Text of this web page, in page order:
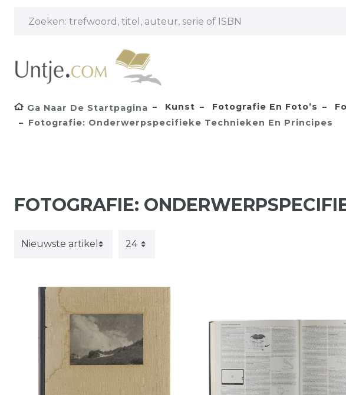
Ga Naar De Startpagina Kunst Fotografie En Foto’s
Fotografie: Onderwerpspecifieke Technieken En Principes
FOTOGRAFIE: